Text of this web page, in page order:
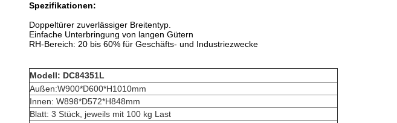
Spezifikationen:
Doppeltürer zuverlässiger Breitentyp.
Einfache Unterbringung von langen Gütern
RH-Bereich: 20 bis 60% für Geschäfts- und Industriezwecke
Modell: DC84351L
Außen:W900*D600*H1010mm
Innen: W898*D572*H848mm
Blatt: 3 Stück, jeweils mit 100 kg Last